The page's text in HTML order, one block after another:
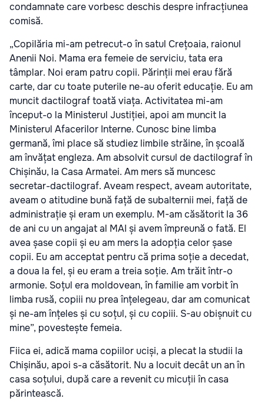
condamnate care vorbesc deschis despre infracțiunea
comisă.
„Copilăria mi-am petrecut-o în satul Crețoaia, raionul
Anenii Noi. Mama era femeie de serviciu, tata era
tâmplar. Noi eram patru copii. Părinții mei erau fără
carte, dar cu toate puterile ne-au oferit educație. Eu am
muncit dactilograf toată viața. Activitatea mi-am
început-o la Ministerul Justiției, apoi am muncit la
Ministerul Afacerilor Interne. Cunosc bine limba
germană, îmi place să studiez limbile străine, în școală
am învățat engleza. Am absolvit cursul de dactilograf în
Chișinău, la Casa Armatei. Am mers să muncesc
secretar-dactilograf. Aveam respect, aveam autoritate,
aveam o atitudine bună față de subalternii mei, față de
administrație și eram un exemplu. M-am căsătorit la 36
de ani cu un angajat al MAI și avem împreună o fată. El
avea șase copii și eu am mers la adopția celor șase
copii. Eu am acceptat pentru că prima soție a decedat,
a doua la fel, și eu eram a treia soție. Am trăit într-o
armonie. Soțul era moldovean, în familie am vorbit în
limba rusă, copiii nu prea înțelegeau, dar am comunicat
și ne-am înțeles și cu soțul, și cu copiii. S-au obișnuit cu
mine”, povestește femeia.
Fiica ei, adică mama copiilor uciși, a plecat la studii la
Chișinău, apoi s-a căsătorit. Nu a locuit decât un an în
casa soțului, după care a revenit cu micuții în casa
părintească.